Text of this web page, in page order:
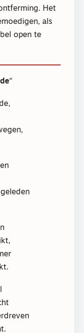
Het
als
open te